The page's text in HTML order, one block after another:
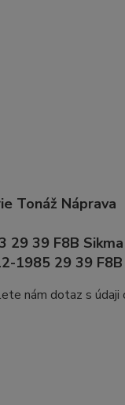
Tonáž Náprava
29 39 F8B
1985 29 39
nám dotaz s